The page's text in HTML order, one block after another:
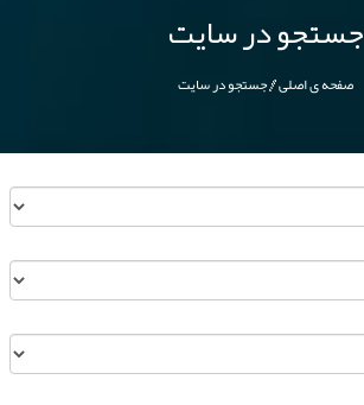
جستجو در سایت
صفحه ی اصلی جستجو در سایت